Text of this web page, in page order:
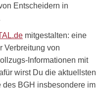
Entscheidern in
mitgestalten: eine
Verbreitung von
Informationen mit
wirst Du die aktuellsten
des BGH insbesondere im